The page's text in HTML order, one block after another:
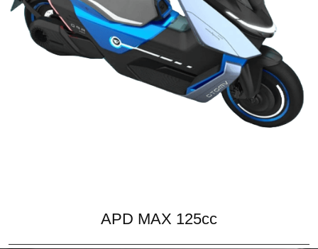
APD MAX 125cc